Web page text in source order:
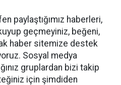
paylaştığımız haberleri,
geçmeyiniz, beğeni,
haber sitemize destek
Sosyal medya
gruplardan bizi takip
için şimdiden